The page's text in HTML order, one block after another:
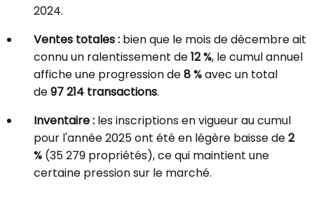
2024.
Ventes totales : bien que le mois de décembre ait
connu un ralentissement de12 %, le cumul annuel
affiche une progression de8 %avec un total
de97 214 transactions.
Inventaire : les inscriptions en vigueur au cumul
pour l'année 2025 ont été en légère baisse de2
% (35 279 propriétés), ce qui maintient une
certaine pression sur le marché.